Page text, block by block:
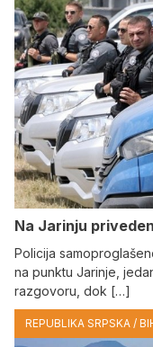
Na Јarinju
Policija
na punktu Јarinje,
razgovoru, dok […]
REPUBLIKA SRPSKA /